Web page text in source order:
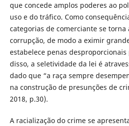
que concede amplos poderes ao
uso e do tráfico. Como
categorias de comerciante se
corrupção, de modo a eximir
estabelece penas
disso, a seletividade da lei é
dado que “a raça sempre
na construção de presunções de
2018, p.30).
A racialização do crime se